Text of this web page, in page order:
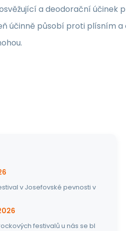
a deodorační účinek
účinně působí proti plísním a
v Josefovské pevnosti v
festivalů u nás se bl